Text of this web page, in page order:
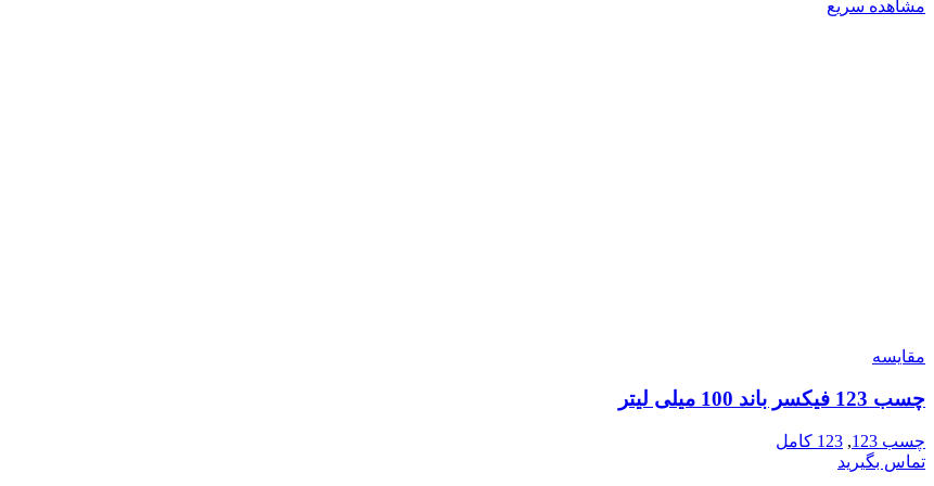
مشاهده سریع
مقایسه
چسب 123 فیکسر باند 100 میلی لیتر
چسب 123 , 123 کامل
تماس بگیرید